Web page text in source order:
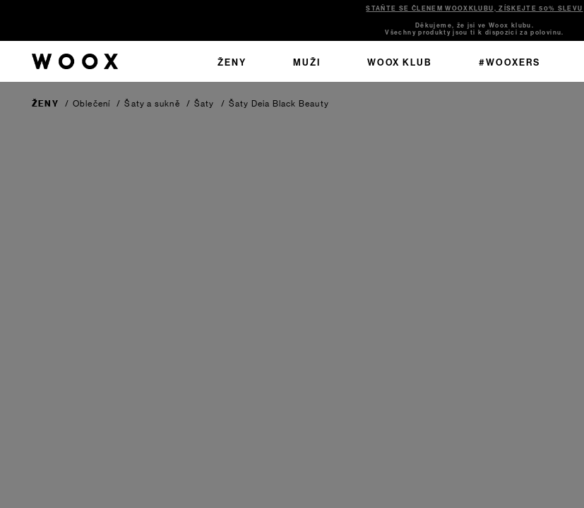
STAŇTE SE ČLENEM WOOXKLUBU, ZÍSKEJTE 50% SLEVU
Děkujeme, že jsi ve Woox klubu.
Všechny produkty jsou ti k dispozici za polovinu.
ŽENY MUŽI WOOX KLUB #WOOXERS
ŽENY / Oblečení / Šaty a sukně / Šaty / Šaty Deia Black Beauty